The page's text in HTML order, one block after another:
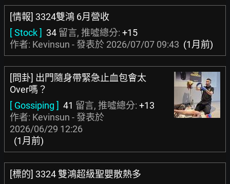
[情報] 3324雙鴻 6月營收
[ Stock ] 34 留言, 推噓總分: +15
作者: Kevinsun - 發表於 2026/07/07 09:43 (1月前)
[問卦] 出門隨身帶緊急止血包會太
Over嗎？
[ Gossiping ] 41 留言, 推噓總分: +13
作者: Kevinsun - 發表於
2026/06/29 12:26
(1月前)
[標的] 3324 雙鴻超級聖嬰散熱多